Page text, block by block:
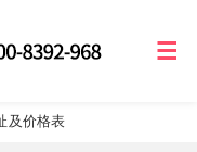
及价格表